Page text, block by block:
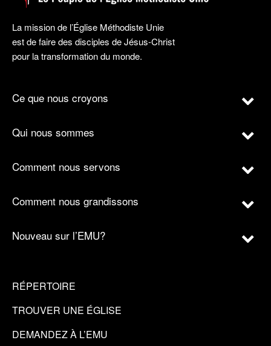
La mission de l’Église Méthodiste Unie
est de faire des disciples de Jésus-Christ
pour la transformation du monde.
Ce que nous croyons
Qui nous sommes
Comment nous servons
Comment nous grandissons
Nouveau sur l’EMU?
RÉPERTOIRE
TROUVER UNE ÉGLISE
DEMANDEZ À L’EMU